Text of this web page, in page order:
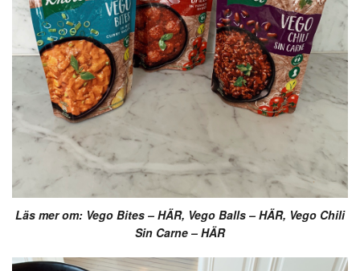
Läs mer om: Vego Bites – HÄR, Vego Balls – HÄR, Vego Chili
Sin Carne – HÄR